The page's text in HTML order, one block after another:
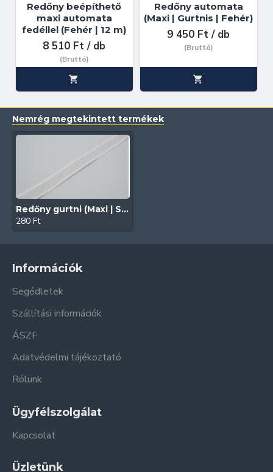
Redőny beépíthető
maxi automata
fedéllel (Fehér | 12 m)
8 510 Ft / db
(Bruttó)
Redőny automata
(Maxi | Gurtnis | Fehér)
9 450 Ft / db
(Bruttó)
Nemrég megtekintett termékek
Redőny gurtni (Maxi | Szürke | 20 mm)
280 Ft
Információk
Segédletek
Szállítási információk
ÁSZF
Adatvédelmi tájékoztató
Rólunk
Ügyfélszolgálat
Kapcsolat
Üzletünk